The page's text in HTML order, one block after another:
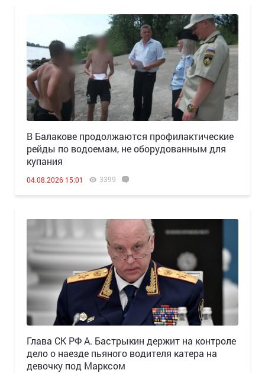
В Балакове продолжаются профилактические
рейды по водоемам, не оборудованным для
купания
04.08.2026 15:01 3399
Глава СК РФ А. Бастрыкин держит на контроле
дело о наезде пьяного водителя катера на
девочку под Марксом